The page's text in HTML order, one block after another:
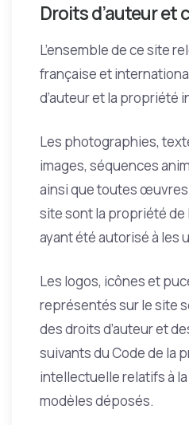
Droits d’auteur et
L’ensemble de ce site
française et
d’auteur et la propriété
Les photographies,
images, séquences
ainsi que toutes
site sont la propriété de
ayant été autorisé à les
Les logos, icônes et
représentés sur le site
des droits d’auteur et
suivants du Code de la
intellectuelle relatifs à
modèles déposés.